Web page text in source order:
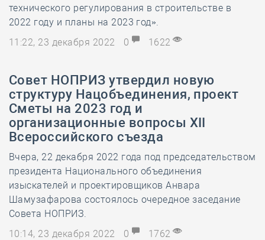
технического регулирования в строительстве в
2022 году и планы на 2023 год».
11:22, 23 декабря 2022
0 1622
Совет НОПРИЗ утвердил новую
структуру Нацобъединения, проект
Сметы на 2023 год и
организационные вопросы XII
Всероссийского съезда
Вчера, 22 декабря 2022 года под председательством
президента Национального объединения
изыскателей и проектировщиков Анвара
Шамузафарова состоялось очередное заседание
Совета НОПРИЗ.
10:14, 23 декабря 2022
0 1762